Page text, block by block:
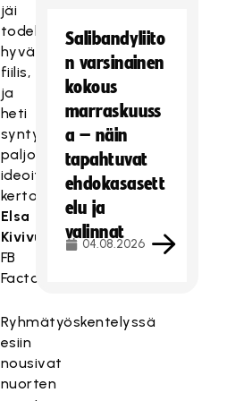
jäi
todella
hyvä
fiilis,
ja
heti
syntyi
paljon
ideoita,
kertoo
Elsa
Kivivuori
FB
Factorista.
Ryhmätyöskentelyssä
esiin
nousivat
nuorten
Salibandyliito
n varsinainen
kokous
marraskuuss
a – näin
tapahtuvat
ehdokasasett
elu ja
valinnat
04.08.2026